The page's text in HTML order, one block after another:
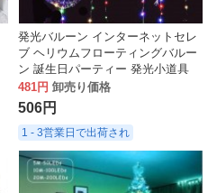
発光バルーン インターネットセレ
ブ ヘリウムフローティングバルー
ン 誕生日パーティー 発光小道具
LED ボボボール クリスマス
481円 卸売り価格
506円
1 - 3営業日で出荷され